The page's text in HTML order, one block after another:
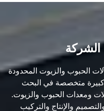
الحبوب والزيوت المحدودة
كبيرة متخصصة في البحث
ومعدات الحبوب والزيوت.
والإنتاج والتركيب